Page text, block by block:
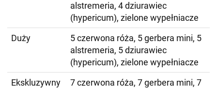
alstremeria, 4 dziurawiec
(hypericum), zielone wypełniacze
Duży
5 czerwona róża, 5 gerbera mini, 5
alstremeria, 5 dziurawiec
(hypericum), zielone wypełniacze
Ekskluzywny
7 czerwona róża, 7 gerbera mini, 7